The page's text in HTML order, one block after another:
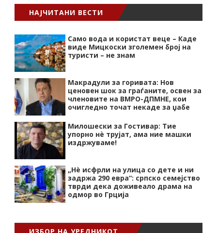
НАЈЧИТАНИ ВЕСТИ
Само вода и користат веце – Каде
виде Мицкоски зголемен број на
туристи – не знам
Макрадули за горивата: Нов
ценовен шок за граѓаните, освен за
членовите на ВМРО-ДПМНЕ, кои
очигледно точат некаде за џабе
Милошески за Гостивар: Тие
упорно нѐ трујат, ама ние машки
издржуваме!
„Нѐ исфрли на улица со дете и ни
задржа 290 евра“: српско семејство
тврди дека доживеало драма на
одмор во Грција